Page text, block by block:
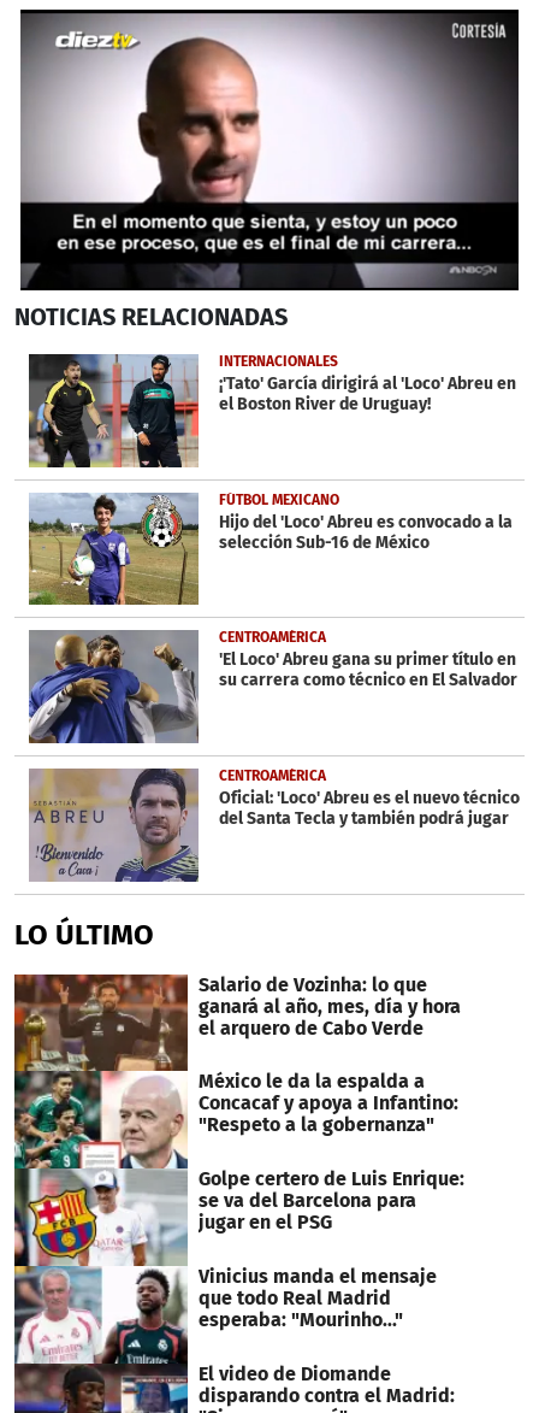
seconds
41
seconds
NOTICIAS RELACIONADAS
INTERNACIONALES
¡'Tato' García dirigirá al 'Loco' Abreu en
el Boston River de Uruguay!
FÚTBOL MEXICANO
Hijo del 'Loco' Abreu es convocado a la
selección Sub-16 de México
CENTROAMÉRICA
'El Loco' Abreu gana su primer título en
su carrera como técnico en El Salvador
CENTROAMÉRICA
Oficial: 'Loco' Abreu es el nuevo técnico
del Santa Tecla y también podrá jugar
LO ÚLTIMO
Salario de Vozinha: lo que
ganará al año, mes, día y hora
el arquero de Cabo Verde
México le da la espalda a
Concacaf y apoya a Infantino:
"Respeto a la gobernanza"
Golpe certero de Luis Enrique:
se va del Barcelona para
jugar en el PSG
Vinicius manda el mensaje
que todo Real Madrid
esperaba: "Mourinho..."
El video de Diomande
disparando contra el Madrid: